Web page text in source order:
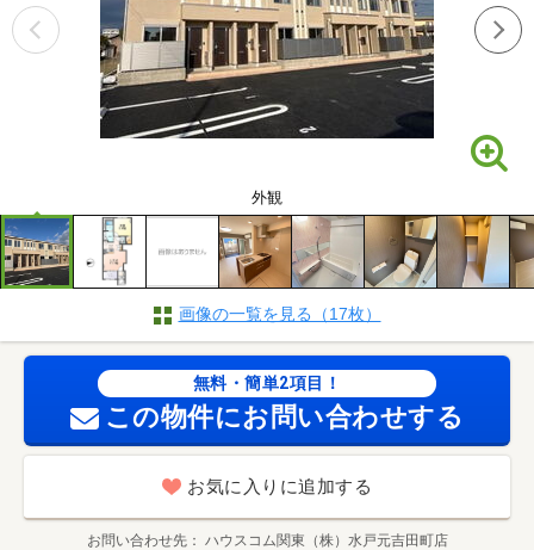
外観
画像の一覧を見る（17枚）
無料・簡単2項目！
この物件にお問い合わせする
お気に入りに追加する
お問い合わせ先 ハウスコム関東（株）水戸元吉田町店